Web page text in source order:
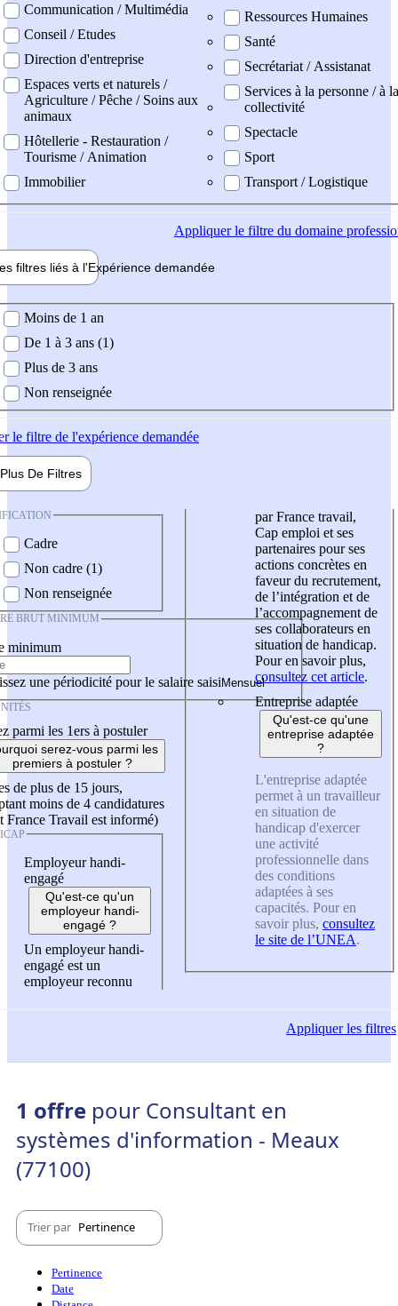
Communication / Multimédia
Conseil / Etudes
Direction d'entreprise
Espaces verts et naturels /
Agriculture / Pêche / Soins aux
animaux
Hôtellerie - Restauration /
Tourisme / Animation
Immobilier
Ressources Humaines
Santé
Secrétariat / Assistanat
Services à la personne / à la
collectivité
Spectacle
Sport
Transport / Logistique
Appliquerle filtre du domaine
filtres liés à l'Expérience demandée
demandée
Moins de 1 an
De 1 à 3 ans (1)
Plus de 3 ans
Non renseignée
le filtre de l'expérience demandée
Plus De Filtres
Cadre
Non cadre (1)
Non renseignée
BRUT MINIMUM
minimum
une périodicité pour le salaire saisi
parmi les 1ers à postuler
serez-vous parmi les
premiers à postuler ?
de plus de 15 jours,
moins de 4 candidatures
France Travail est informé)
Employeur handi-
engagé
Qu'est-ce qu'un
employeur handi-
engagé ?
Un employeur handi-
engagé est un
employeur reconnu
par France travail,
Cap emploi et ses
partenaires pour ses
actions concrètes en
faveur du recrutement,
de l’intégration et de
l’accompagnement de
ses collaborateurs en
situation de handicap.
Pour en savoir plus,
consultez cet article.
Entreprise adaptée
Qu'est-ce qu'une
entreprise adaptée
?
L'entreprise adaptée
permet à un travailleur
en situation de
handicap d'exercer
une activité
professionnelle dans
des conditions
adaptées à ses
capacités. Pour en
savoir plus, consultez
le site de l’UNEA.
Appliquerles filtres
1 offre pour Consultant en
systèmes d'information - Meaux
(77100)
Trier par Pertinence
Pertinence
Date